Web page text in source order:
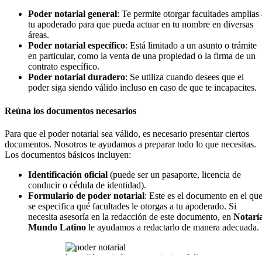
Poder notarial general: Te permite otorgar facultades amplias
tu apoderado para que pueda actuar en tu nombre en diversas
áreas.
Poder notarial específico: Está limitado a un asunto o trámite
en particular, como la venta de una propiedad o la firma de un
contrato específico.
Poder notarial duradero: Se utiliza cuando desees que el
poder siga siendo válido incluso en caso de que te incapacites.
Reúna los documentos necesarios
Para que el poder notarial sea válido, es necesario presentar ciertos
documentos. Nosotros te ayudamos a preparar todo lo que necesitas.
Los documentos básicos incluyen:
Identificación oficial (puede ser un pasaporte, licencia de
conducir o cédula de identidad).
Formulario de poder notarial: Este es el documento en el que
se especifica qué facultades le otorgas a tu apoderado. Si
necesita asesoría en la redacción de este documento, en
Mundo Latino le ayudamos a redactarlo de manera adecuada.